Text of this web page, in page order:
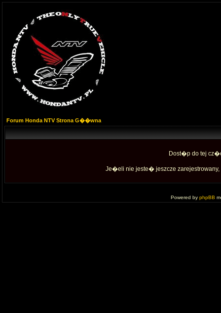
Forum Honda NTV Strona G��wna
Dost�p do tej
Je�eli nie jeste� jeszcze
Powered by phpBB